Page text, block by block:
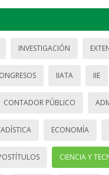
INVESTIGACIÓN
IIATA IIE
CONTADOR PÚBLICO
ECONOMÍA
CIENCIA Y